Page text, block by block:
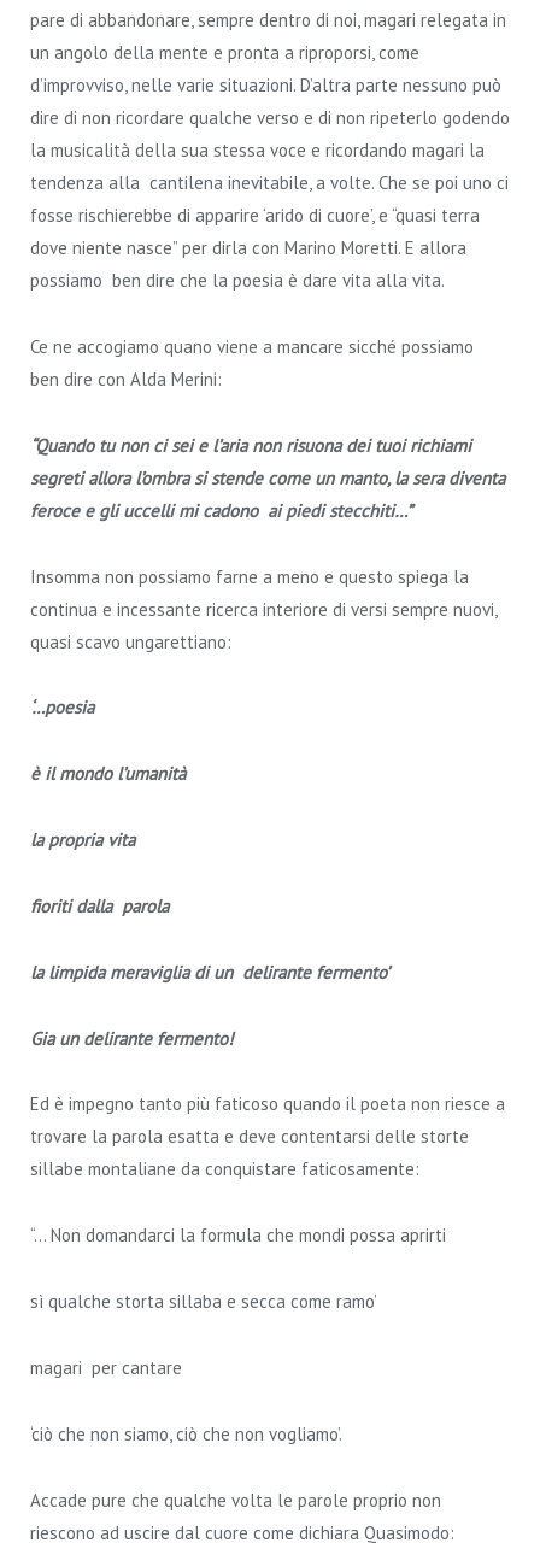
pare di abbandonare, sempre dentro di noi, magari relegata in
un angolo della mente e pronta a riproporsi, come
d’improvviso, nelle varie situazioni. D’altra parte nessuno può
dire di non ricordare qualche verso e di non ripeterlo godendo
la musicalità della sua stessa voce e ricordando magari la
tendenza alla cantilena inevitabile, a volte. Che se poi uno ci
fosse rischierebbe di apparire ‘arido di cuore’, e “quasi terra
dove niente nasce” per dirla con Marino Moretti. E allora
possiamo ben dire che la poesia è dare vita alla vita.
Ce ne accogiamo quano viene a mancare sicché possiamo
ben dire con Alda Merini:
“Quando tu non ci sei e l’aria non risuona dei tuoi richiami
segreti allora l’ombra si stende come un manto, la sera diventa
feroce e gli uccelli mi cadono ai piedi stecchiti…”
Insomma non possiamo farne a meno e questo spiega la
continua e incessante ricerca interiore di versi sempre nuovi,
quasi scavo ungarettiano:
‘…poesia
è il mondo l’umanità
la propria vita
fioriti dalla parola
la limpida meraviglia di un delirante fermento’
Gia un delirante fermento!
Ed è impegno tanto più faticoso quando il poeta non riesce a
trovare la parola esatta e deve contentarsi delle storte
sillabe montaliane da conquistare faticosamente:
“… Non domandarci la formula che mondi possa aprirti
sì qualche storta sillaba e secca come ramo’
magari per cantare
‘ciò che non siamo, ciò che non vogliamo’.
Accade pure che qualche volta le parole proprio non
riescono ad uscire dal cuore come dichiara Quasimodo: